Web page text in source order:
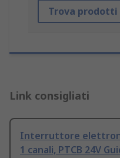
Trova
Link consigliati
Interruttore
1 canali, PTCB 24V